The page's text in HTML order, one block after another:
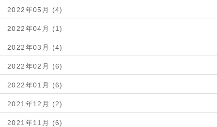
2022年05月 (4)
2022年04月 (1)
2022年03月 (4)
2022年02月 (6)
2022年01月 (6)
2021年12月 (2)
2021年11月 (6)